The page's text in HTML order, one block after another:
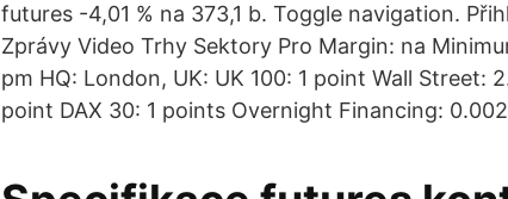
futures -4,01 % na 373,1 b. Toggle navigation.
Zprávy Video Trhy Sektory Pro Margin: na
pm HQ: London, UK: UK 100: 1 point Wall Street:
point DAX 30: 1 points Overnight Financing: